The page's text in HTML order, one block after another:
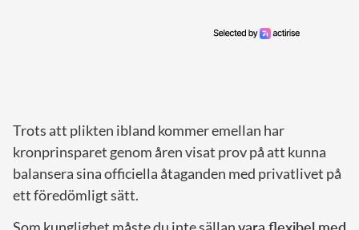
Trots att plikten ibland kommer emellan har
kronprinsparet genom åren visat prov på att kunna
balansera sina officiella åtaganden med privatlivet på
ett föredömligt sätt.